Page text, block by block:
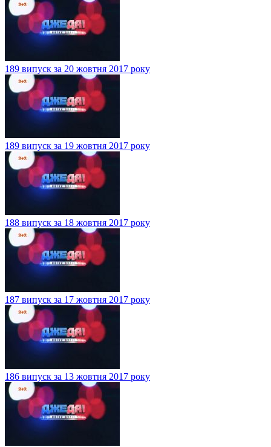
189 випуск за 20 жовтня 2017 року
189 випуск за 19 жовтня 2017 року
188 випуск за 18 жовтня 2017 року
187 випуск за 17 жовтня 2017 року
186 випуск за 13 жовтня 2017 року